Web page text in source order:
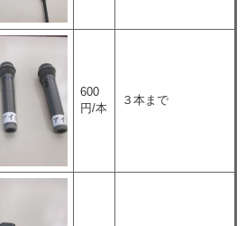
600
円/本
３本まで